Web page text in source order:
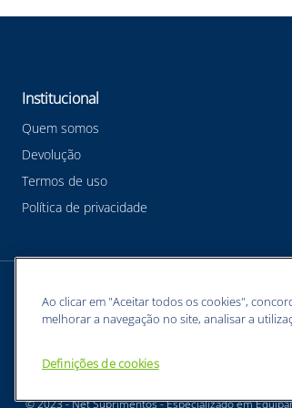
térmicos. A abertura frontal
laborais. A alta qualidade do
Institucional
Quem somos
Devolução
Termos de uso
Política de privacidade
Meios de pagamentos
BUNZL EQUIPAMENTOS PARA PROTEÇÃO
© 2023 - Net Suprimentos - Especializado em
Ao clicar em "Aceitar todos os cookies",
melhorar a navegação no site, analisar a
Definições de cookies